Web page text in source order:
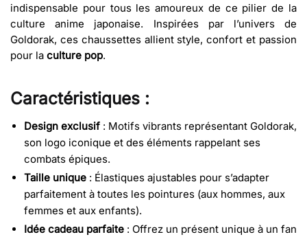
indispensable pour tous les amoureux de ce pilier de la
culture anime japonaise. Inspirées par l’univers de
Goldorak, ces chaussettes allient style, confort et passion
pour la culture pop.
Caractéristiques :
Design exclusif : Motifs vibrants représentant Goldorak,
son logo iconique et des éléments rappelant ses
combats épiques.
Taille unique : Élastiques ajustables pour s’adapter
parfaitement à toutes les pointures (aux hommes, aux
femmes et aux enfants).
Idée cadeau parfaite : Offrez un présent unique à un fan